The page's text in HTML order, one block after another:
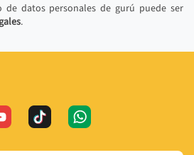
datos personales de gurú puede ser
.